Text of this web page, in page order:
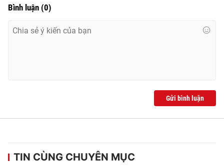
® Cấm sao chép dưới mọi hình thức nếu không có sự chấp
thông tin từ website này.
Bình luận (0)
Gửi bình luận
TIN CÙNG CHUYÊN MỤC